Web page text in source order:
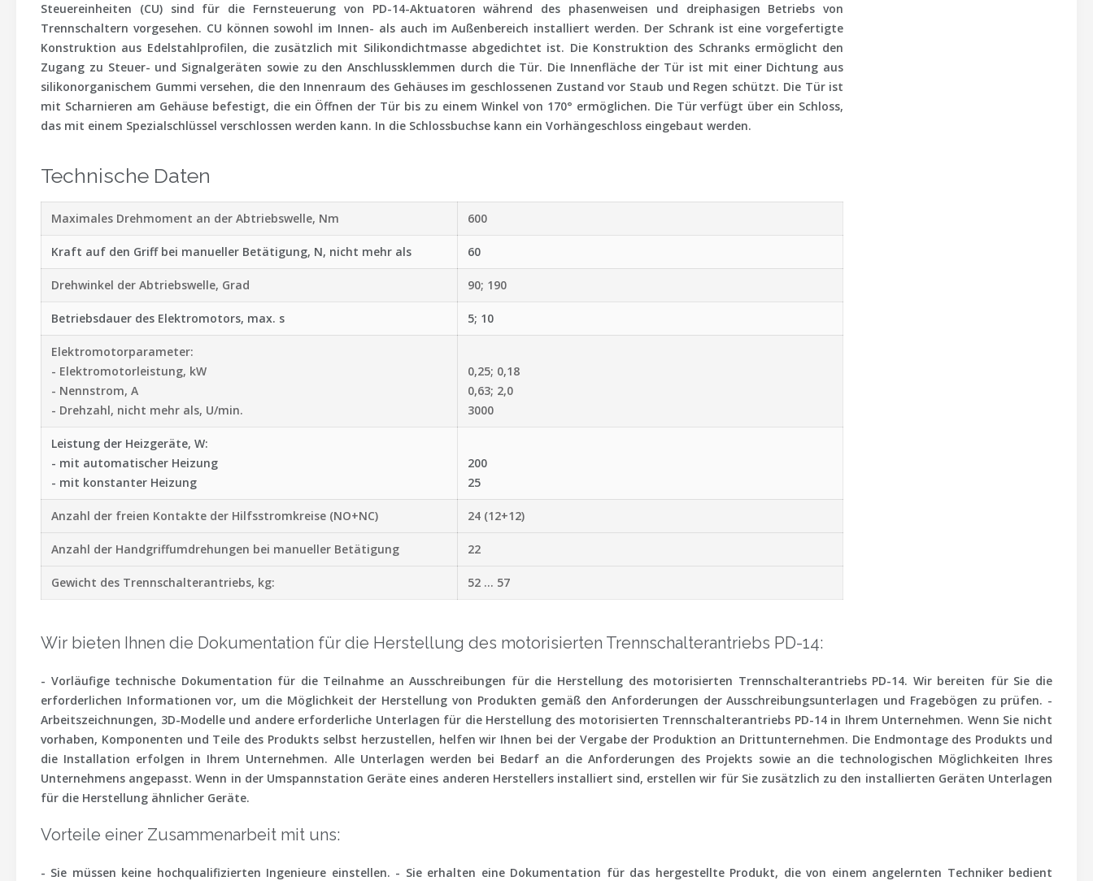
Steuereinheiten (CU) sind für die Fernsteuerung von PD-14-Aktuatoren während des phasenweisen und dreiphasigen Betriebs von
Trennschaltern vorgesehen. CU können sowohl im Innen- als auch im Außenbereich installiert werden. Der Schrank ist eine vorgefertigte
Konstruktion aus Edelstahlprofilen, die zusätzlich mit Silikondichtmasse abgedichtet ist. Die Konstruktion des Schranks ermöglicht den
Zugang zu Steuer- und Signalgeräten sowie zu den Anschlussklemmen durch die Tür. Die Innenfläche der Tür ist mit einer Dichtung aus
silikonorganischem Gummi versehen, die den Innenraum des Gehäuses im geschlossenen Zustand vor Staub und Regen schützt. Die Tür ist
mit Scharnieren am Gehäuse befestigt, die ein Öffnen der Tür bis zu einem Winkel von 170° ermöglichen. Die Tür verfügt über ein Schloss,
das mit einem Spezialschlüssel verschlossen werden kann. In die Schlossbuchse kann ein Vorhängeschloss eingebaut werden.
Technische Daten
Maximales Drehmoment an der Abtriebswelle, Nm 600
Kraft auf den Griff bei manueller Betätigung, N, nicht mehr als 60
Drehwinkel der Abtriebswelle, Grad 90; 190
Betriebsdauer des Elektromotors, max. s 5; 10
Elektromotorparameter:
- Elektromotorleistung, kW
- Nennstrom, A
- Drehzahl, nicht mehr als, U/min.
0,25; 0,18
0,63; 2,0
3000
Leistung der Heizgeräte, W:
- mit automatischer Heizung
- mit konstanter Heizung
200
25
Anzahl der freien Kontakte der Hilfsstromkreise (NO+NC) 24 (12+12)
Anzahl der Handgriffumdrehungen bei manueller Betätigung 22
Gewicht des Trennschalterantriebs, kg: 52 ... 57
Wir bieten Ihnen die Dokumentation für die Herstellung des motorisierten Trennschalterantriebs PD-14:
- Vorläufige technische Dokumentation für die Teilnahme an Ausschreibungen für die Herstellung des motorisierten Trennschalterantriebs PD-14. Wir bereiten für Sie die
erforderlichen Informationen vor, um die Möglichkeit der Herstellung von Produkten gemäß den Anforderungen der Ausschreibungsunterlagen und Fragebögen zu prüfen. -
Arbeitszeichnungen, 3D-Modelle und andere erforderliche Unterlagen für die Herstellung des motorisierten Trennschalterantriebs PD-14 in Ihrem Unternehmen. Wenn Sie nicht
vorhaben, Komponenten und Teile des Produkts selbst herzustellen, helfen wir Ihnen bei der Vergabe der Produktion an Drittunternehmen. Die Endmontage des Produkts und
die Installation erfolgen in Ihrem Unternehmen. Alle Unterlagen werden bei Bedarf an die Anforderungen des Projekts sowie an die technologischen Möglichkeiten Ihres
Unternehmens angepasst. Wenn in der Umspannstation Geräte eines anderen Herstellers installiert sind, erstellen wir für Sie zusätzlich zu den installierten Geräten Unterlagen
für die Herstellung ähnlicher Geräte.
Vorteile einer Zusammenarbeit mit uns:
- Sie müssen keine hochqualifizierten Ingenieure einstellen. - Sie erhalten eine Dokumentation für das hergestellte Produkt, die von einem angelernten Techniker bedient